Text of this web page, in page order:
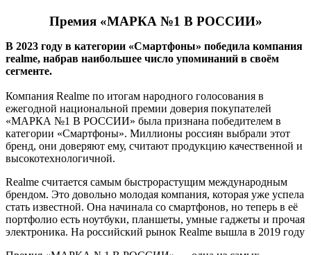
Премия «МАРКА №1 В РОССИИ»
В 2023 году в категории «Смартфоны» победила компания
realme, набрав наибольшее число упоминаний в своём
сегменте.
Компания Realme по итогам народного голосования в
ежегодной национальной премии доверия покупателей
«МАРКА №1 В РОССИИ» была признана победителем в
категории «Смартфоны». Миллионы россиян выбрали этот
бренд, они доверяют ему, считают продукцию качественной и
высокотехнологичной.
Realme считается самым быстрорастущим международным
брендом. Это довольно молодая компания, которая уже успела
стать известной. Она начинала со смартфонов, но теперь в её
портфолио есть ноутбуки, планшеты, умные гаджеты и прочая
электроника. На российский рынок Realme вышла в 2019 году